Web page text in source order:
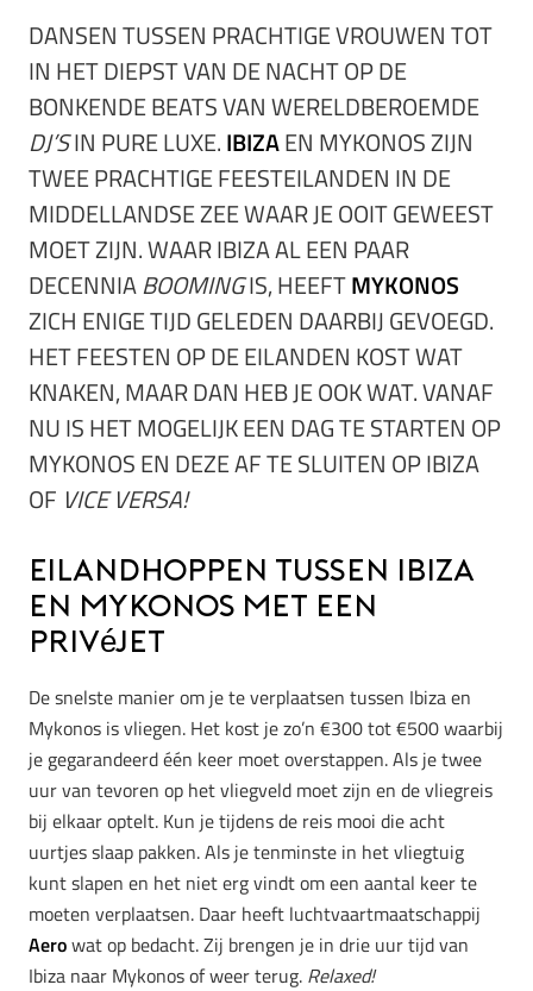
DANSEN TUSSEN PRACHTIGE VROUWEN TOT
IN HET DIEPST VAN DE NACHT OP DE
BONKENDE BEATS VAN WERELDBEROEMDE
DJ’SIN PURE LUXE.IBIZAEN MYKONOS ZIJN
TWEE PRACHTIGE FEESTEILANDEN IN DE
MIDDELLANDSE ZEE WAAR JE OOIT GEWEEST
MOET ZIJN. WAAR IBIZA AL EEN PAAR
DECENNIABOOMINGIS, HEEFTMYKONOS
ZICH ENIGE TIJD GELEDEN DAARBIJ GEVOEGD.
HET FEESTEN OP DE EILANDEN KOST WAT
KNAKEN, MAAR DAN HEB JE OOK WAT. VANAF
NU IS HET MOGELIJK EEN DAG TE STARTEN OP
MYKONOS EN DEZE AF TE SLUITEN OP IBIZA
OF VICE VERSA!
Eilandhoppen tussen Ibiza
en Mykonos met een
privéjet
De snelste manier om je te verplaatsen tussen Ibiza en
Mykonos is vliegen. Het kost je zo’n €300 tot €500 waarbij
je gegarandeerd één keer moet overstappen. Als je twee
uur van tevoren op het vliegveld moet zijn en de vliegreis
bij elkaar optelt. Kun je tijdens de reis mooi die acht
uurtjes slaap pakken. Als je tenminste in het vliegtuig
kunt slapen en het niet erg vindt om een aantal keer te
moeten verplaatsen. Daar heeft luchtvaartmaatschappij
Aerowat op bedacht. Zij brengen je in drie uur tijd van
Ibiza naar Mykonos of weer terug. Relaxed!